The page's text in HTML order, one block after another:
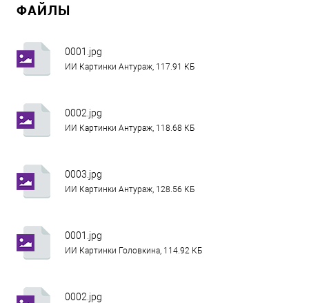
ФАЙЛЫ
0001.jpg
ИИ Картинки Антураж, 117.91 КБ
0002.jpg
ИИ Картинки Антураж, 118.68 КБ
0003.jpg
ИИ Картинки Антураж, 128.56 КБ
0001.jpg
ИИ Картинки Головкина, 114.92 КБ
0002.jpg